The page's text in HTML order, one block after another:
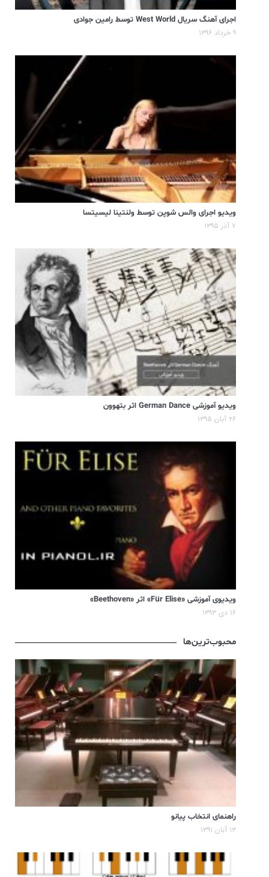
اجرای آهنگ سریال West World توسط رامین جوادی
۹ خرداد ۱۳۹۶
ویدیو اجرای والس شوپن توسط ولنتینا لیسیتسا
۷ آذر ۱۳۹۵
ویدیو آموزشی German Dance اثر بتهوون
۲۶ آبان ۱۳۹۵
ویدیوی آموزشی «Für Elise» اثر «Beethoven»
۱۶ دی ۱۳۹۳
محبوب‌ترین‌ها
راهنمای انتخاب پیانو
۱۳ آبان ۱۳۹۱